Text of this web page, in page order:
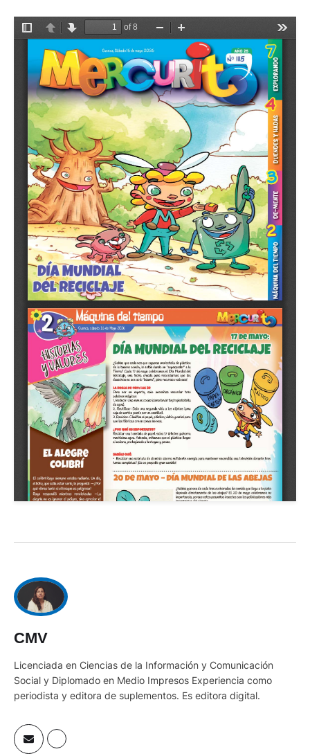
CMV
Licenciada en Ciencias de la Información y Comunicación
Social y Diplomado en Medio Impresos Experiencia como
periodista y editora de suplementos. Es editora digital.